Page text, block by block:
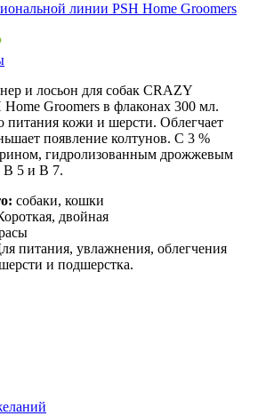
линии PSH Home Groomers
и лосьон для собак CRAZY
Groomers в флаконах 300 мл.
питания кожи и шерсти. Облегчает
появление колтунов. С 3 %
гидролизованным дрожжевым
B 5 и B 7.
собаки, кошки
двойная
питания, увлажнения, облегчения
и подшерстка.